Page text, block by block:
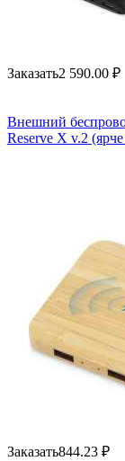
Заказать2 590.00 ₽
Внешний
Reserve X v.2
Заказать844.23 ₽